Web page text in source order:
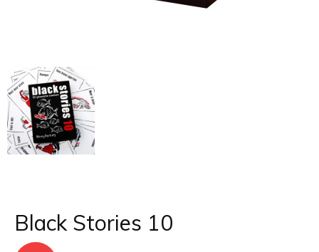
Black Stories 10